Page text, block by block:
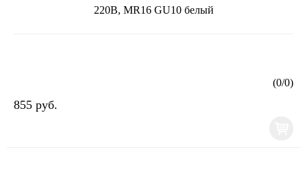
220В, MR16 GU10 белый
(0/0)
855 руб.